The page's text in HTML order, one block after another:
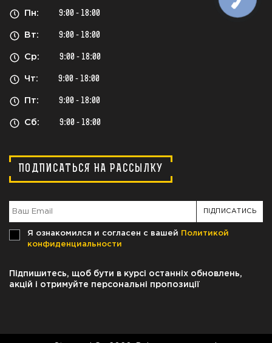
Пн: 9:00 - 18:00
Вт: 9:00 - 18:00
Ср: 9:00 - 18:00
Чт: 9:00 - 18:00
Пт: 9:00 - 18:00
Сб: 9:00 - 18:00
ПОДПИСАТЬСЯ НА РАССЫЛКУ
Я ознакомился и согласен с вашей
Политикой
конфиденциальности
Підпишитесь, щоб бути в курсі останніх обновлень,
акцій і отримуйте персональні пропозиції